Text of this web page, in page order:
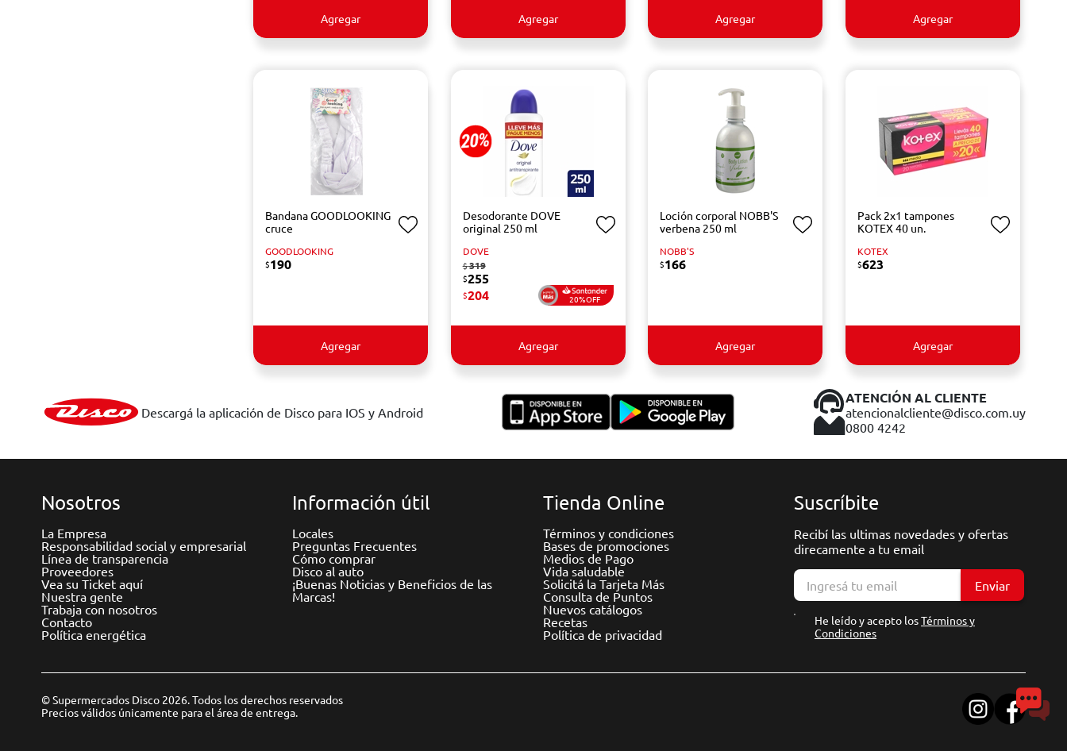
Agregar Agregar Agregar Agregar
Bandana GOODLOOKING
cruce
GOODLOOKING
$190
Agregar
Desodorante DOVE
original 250 ml
DOVE
$319
$255
$204 20%OFF
Agregar
Loción corporal NOBB'S
verbena 250 ml
NOBB'S
$166
Agregar
Pack 2x1 tampones
KOTEX 40 un.
KOTEX
$623
Agregar
Descargá la aplicación de Disco para IOS y Android
ATENCIÓN AL CLIENTE
atencionalcliente@disco.com.uy
0800 4242
Nosotros
La Empresa
Responsabilidad social y empresarial
Línea de transparencia
Proveedores
Vea su Ticket aquí
Nuestra gente
Trabaja con nosotros
Contacto
Política energética
Información útil
Locales
Preguntas Frecuentes
Cómo comprar
Disco al auto
¡Buenas Noticias y Beneficios de las
Marcas!
Tienda Online
Términos y condiciones
Bases de promociones
Medios de Pago
Vida saludable
Solicitá la Tarjeta Más
Consulta de Puntos
Nuevos catálogos
Recetas
Política de privacidad
Suscríbite
Recibí las ultimas novedades y ofertas
direcamente a tu email
Enviar
He leído y acepto losTérminos y
Condiciones
© Supermercados Disco 2026. Todos los derechos reservados
Precios válidos únicamente para el área de entrega.